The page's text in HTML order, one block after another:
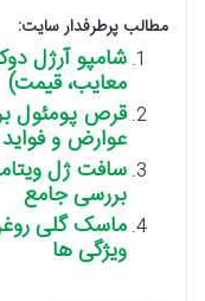
مطالب پرطرفدار سایت:
شامپو آرژل
معایب، قیمت)
قرص پومئول
عوارض و فواید
بررسی جامع
ماسک گلی
ویژگی ها